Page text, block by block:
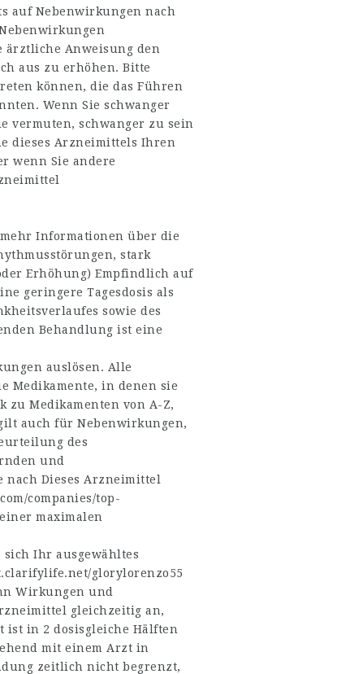
auf Nebenwirkungen nach
ärztliche Anweisung den
aus zu erhöhen. Bitte
können, die das Führen
Wenn Sie schwanger
vermuten, schwanger zu sein
dieses Arzneimittels Ihren
wenn Sie andere
Informationen über die
stark
Erhöhung) Empfindlich auf
geringere Tagesdosis als
sowie des
Behandlung ist eine
auslösen. Alle
Medikamente, in denen sie
zu Medikamenten von A-Z,
auch für Nebenwirkungen,
des
und
Dieses Arzneimittel
companies/top-
maximalen
Ihr ausgewähltes
glorylorenzo55
Wirkungen und
gleichzeitig an,
ist in 2 dosisgleiche Hälften
mit einem Arzt in
zeitlich nicht begrenzt,